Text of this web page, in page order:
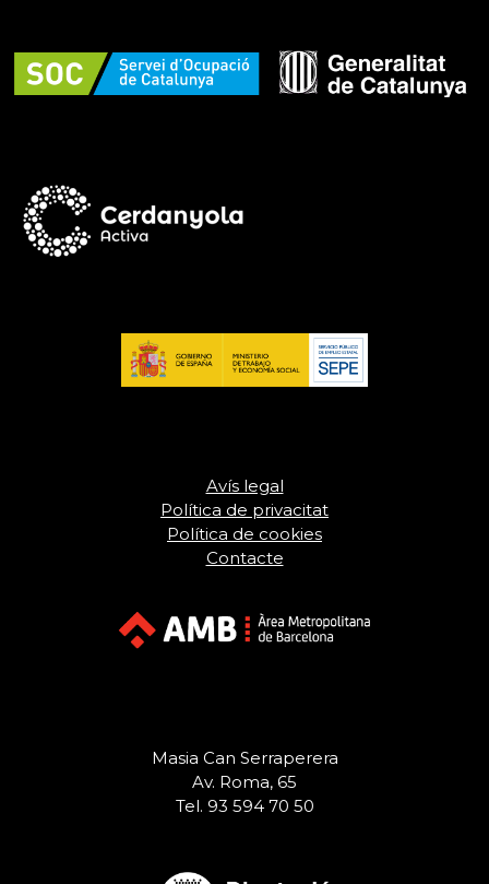
Avís legal
Política de privacitat
Política de cookies
Contacte
Masia Can Serraperera
Av. Roma, 65
Tel. 93 594 70 50